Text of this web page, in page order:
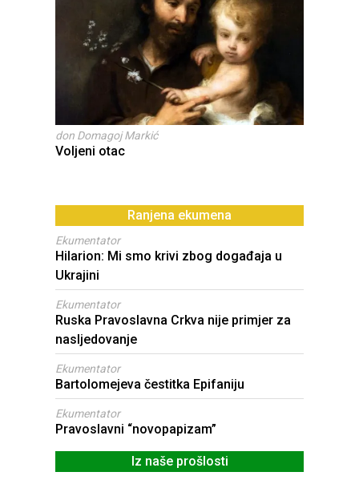
don Domagoj Markić
Voljeni otac
Ranjena ekumena
Ekumentator
Hilarion: Mi smo krivi zbog događaja u
Ukrajini
Ekumentator
Ruska Pravoslavna Crkva nije primjer za
nasljedovanje
Ekumentator
Bartolomejeva čestitka Epifaniju
Ekumentator
Pravoslavni “novopapizam”
Iz naše prošlosti